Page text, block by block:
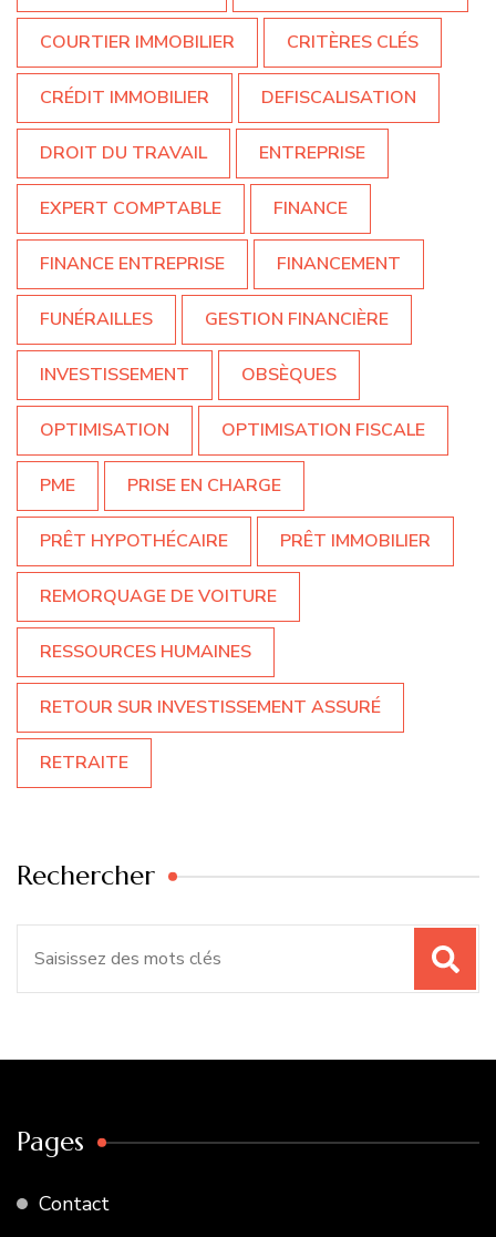
COURTIER IMMOBILIER CRITÈRES CLÉS
CRÉDIT IMMOBILIER DEFISCALISATION
DROIT DU TRAVAIL ENTREPRISE
EXPERT COMPTABLE FINANCE
FINANCE ENTREPRISE FINANCEMENT
FUNÉRAILLES GESTION FINANCIÈRE
INVESTISSEMENT OBSÈQUES
OPTIMISATION OPTIMISATION FISCALE
PME PRISE EN CHARGE
PRÊT HYPOTHÉCAIRE PRÊT IMMOBILIER
REMORQUAGE DE VOITURE
RESSOURCES HUMAINES
RETOUR SUR INVESTISSEMENT ASSURÉ
RETRAITE
Rechercher
Pages
Contact